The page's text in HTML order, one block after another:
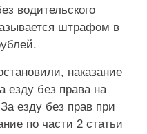
водительского
штрафом в
наказание
езду без права на
езду без прав при
по части 2 статьи